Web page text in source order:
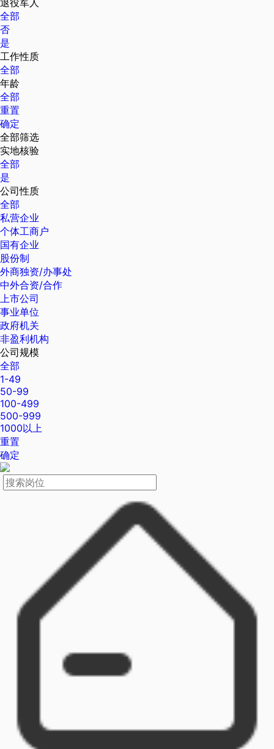
全部
否
是
工作性质
全部
年龄
全部
重置
确定
全部筛选
实地核验
全部
是
公司性质
全部
私营企业
个体工商户
国有企业
股份制
外商独资/办事处
中外合资/合作
上市公司
事业单位
政府机关
非盈利机构
公司规模
全部
1-49
50-99
100-499
500-999
1000以上
重置
确定